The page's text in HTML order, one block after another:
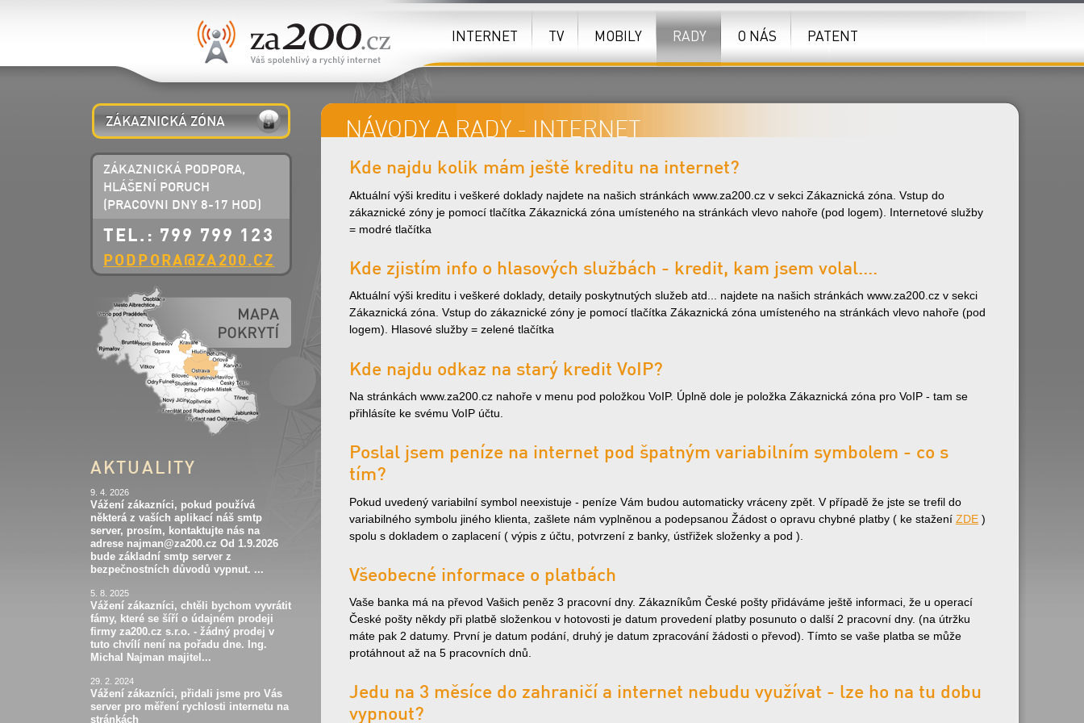
ZÁKAZNICKÁ ZÓNA
ZÁKAZNICKÁ PODPORA,
HLÁŠENÍ PORUCH
(PRACOVNI DNY 8-17 HOD)
TEL.: 799 799 123
PODPORA@ZA200.CZ
AKTUALITY
9. 4. 2026
Vážení zákazníci, pokud používá
některá z vaších aplikací náš smtp
server, prosím, kontaktujte nás na
adrese najman@za200.cz Od 1.9.2026
bude základní smtp server z
bezpečnostních důvodů vypnut. ...
5. 8. 2025
Vážení zákazníci, chtěli bychom vyvrátit
fámy, které se šíří o údajném prodeji
firmy za200.cz s.r.o. - žádný prodej v
tuto chvílí není na pořadu dne. Ing.
Michal Najman majitel...
29. 2. 2024
Vážení zákazníci, přidali jsme pro Vás
server pro měření rychlosti internetu na
stránkách
NÁVODY A RADY - INTERNET
Kde najdu kolik mám ještě kreditu na internet?
Aktuální výši kreditu i veškeré doklady najdete na našich stránkách www.za200.cz v sekci Zákaznická zóna. Vstup do
zákaznické zóny je pomocí tlačítka Zákaznická zóna umísteného na stránkách vlevo nahoře (pod logem). Internetové služby
= modré tlačítka
Kde zjistím info o hlasových službách - kredit, kam jsem volal....
Aktuální výši kreditu i veškeré doklady, detaily poskytnutých služeb atd... najdete na našich stránkách www.za200.cz v sekci
Zákaznická zóna. Vstup do zákaznické zóny je pomocí tlačítka Zákaznická zóna umísteného na stránkách vlevo nahoře (pod
logem). Hlasové služby = zelené tlačítka
Kde najdu odkaz na starý kredit VoIP?
Na stránkách www.za200.cz nahoře v menu pod položkou VoIP. Úplně dole je položka Zákaznická zóna pro VoIP - tam se
přihlásíte ke svému VoIP účtu.
Poslal jsem peníze na internet pod špatným variabilním symbolem - co s
tím?
Pokud uvedený variabilní symbol neexistuje - peníze Vám budou automaticky vráceny zpět. V případě že jste se trefil do
variabilného symbolu jiného klienta, zašlete nám vyplněnou a podepsanou Žádost o opravu chybné platby ( ke stažení ZDE )
spolu s dokladem o zaplacení ( výpis z účtu, potvrzení z banky, ústřižek složenky a pod ).
Všeobecné informace o platbách
Vaše banka má na převod Vašich peněz 3 pracovní dny. Zákazníkům České pošty přidáváme ještě informaci, že u operací
České pošty někdy při platbě složenkou v hotovosti je datum provedení platby posunuto o další 2 pracovní dny. (na útržku
máte pak 2 datumy. První je datum podání, druhý je datum zpracování žádosti o převod). Tímto se vaše platba se může
protáhnout až na 5 pracovních dnů.
Jedu na 3 měsíce do zahraničí a internet nebudu využívat - lze ho na tu dobu
vypnout?
INTERNET TV MOBILY RADY O NÁS PATENT